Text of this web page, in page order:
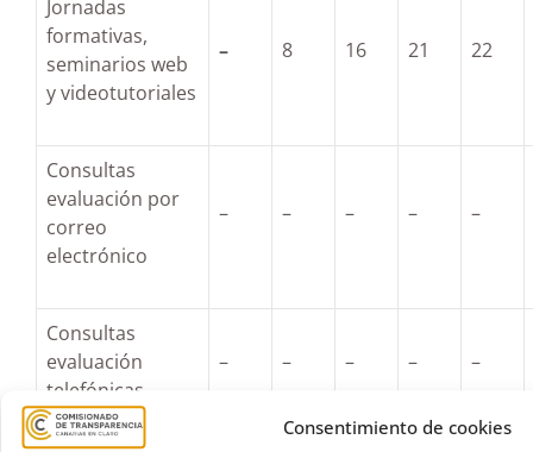
Consentimiento de cookies
Jornadas
formativas,
seminarios web
y videotutoriales
– 8 16 21 22
Consultas
evaluación por
correo
electrónico
– – – – –
Consultas
evaluación
telefónicas
– – – – –